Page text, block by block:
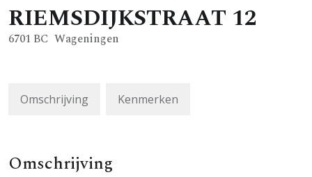
RIEMSDIJKSTRAAT 12
6701 BC Wageningen
Omschrijving Kenmerken
Omschrijving